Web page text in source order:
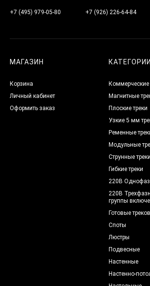
+7 (495) 979-05-80 +7 (926) 226-64-84
МАГАЗИН
Корзина
Личный кабинет
Оформить заказ
КАТЕГОРИИ
Коммерческие
Магнитные
Плоские треки
Узкие 5 мм
Ременные
Модульные
Струнные треки
Гибкие треки
220В
220В
группы
Готовые
Споты
Люстры
Подвесные
Настенные
Настенно-